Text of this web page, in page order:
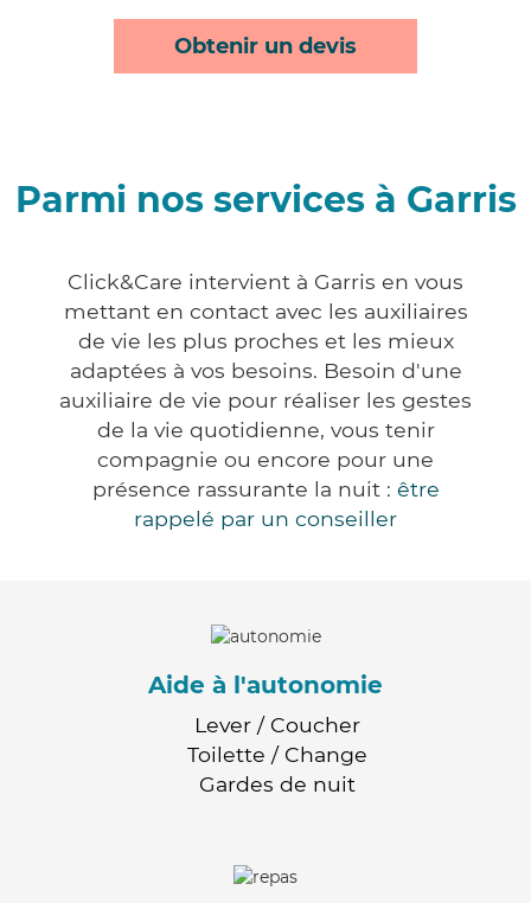
Obtenir un devis
Parmi nos services à Garris
Click&Care intervient à Garris en vous
mettant en contact avec les auxiliaires
de vie les plus proches et les mieux
adaptées à vos besoins. Besoin d'une
auxiliaire de vie pour réaliser les gestes
de la vie quotidienne, vous tenir
compagnie ou encore pour une
présence rassurante la nuit : être
rappelé par un conseiller
Aide à l'autonomie
Lever / Coucher
Toilette / Change
Gardes de nuit